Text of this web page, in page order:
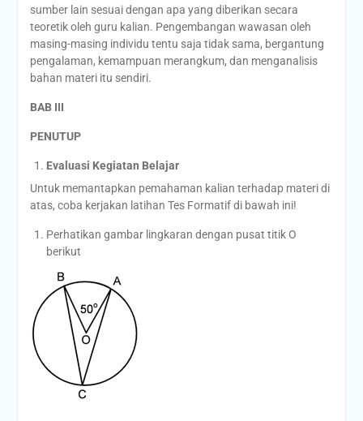
sumber lain sesuai dengan apa yang diberikan secara
teoretik oleh guru kalian. Pengembangan wawasan oleh
masing-masing individu tentu saja tidak sama, bergantung
pengalaman, kemampuan merangkum, dan menganalisis
bahan materi itu sendiri.
BAB III
PENUTUP
Evaluasi Kegiatan Belajar
Untuk memantapkan pemahaman kalian terhadap materi di
atas, coba kerjakan latihan Tes Formatif di bawah ini!
Perhatikan gambar lingkaran dengan pusat titik O
berikut